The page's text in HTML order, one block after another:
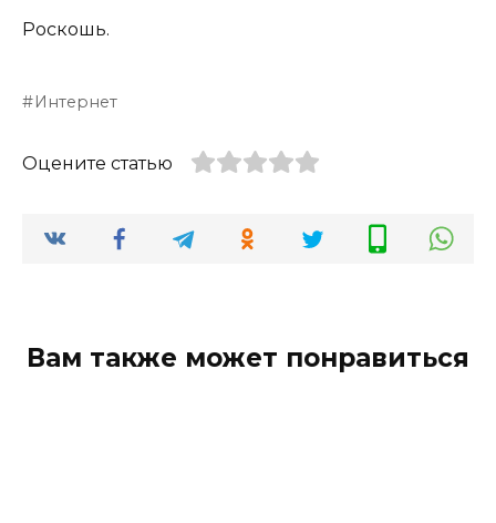
Роскошь.
Интернет
Оцените статью
Вам также может понравиться